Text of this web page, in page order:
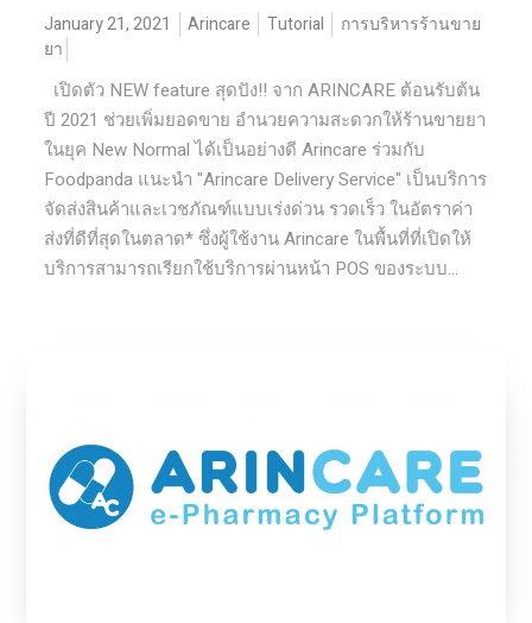
January 21, 2021 Arincare Tutorial
การบริหารร้านขาย
ยา
เปิดตัว NEW feature สุดปัง!! จาก ARINCARE ต้อนรับต้น
ปี 2021 ช่วยเพิ่มยอดขาย อำนวยความสะดวกให้ร้านขายยา
ในยุค New Normal ได้เป็นอย่างดี Arincare ร่วมกับ
Foodpanda แนะนำ "Arincare Delivery Service" เป็นบริการ
จัดส่งสินค้าและเวชภัณฑ์แบบเร่งด่วน รวดเร็ว ในอัตราค่า
ส่งที่ดีที่สุดในตลาด* ซึ่งผู้ใช้งาน Arincare ในพื้นที่ที่เปิดให้
บริการสามารถเรียกใช้บริการผ่านหน้า POS ของระบบ...